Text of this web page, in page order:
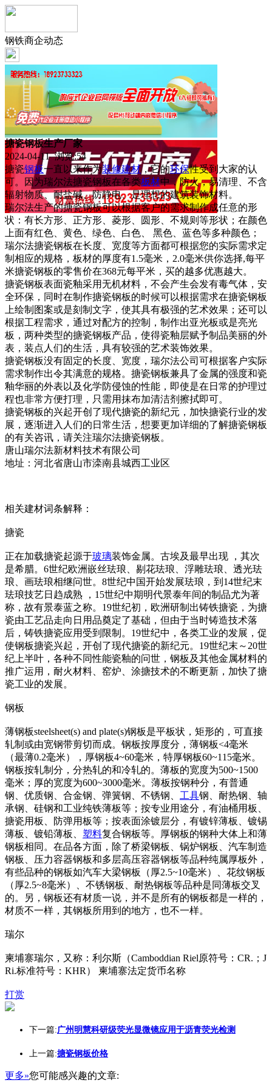
钢铁商企动态
搪瓷钢板生产厂家
2024-04-11 浏览:54
搪瓷钢板一直以来作为装修建材，它的环保性受到大家的认
可。因为瑞尔法搪瓷钢板在各类板材中，防火，易清理、不含
辐射物质、耐盐碱、防静电、是理想的建筑装饰材料。
瑞尔法生产的搪瓷钢板可以根据客户的需求制作成任意的形
状：有长方形、正方形、菱形、圆形、不规则等形状；在颜色
上面有红色、黄色、绿色、白色、 黑色、蓝色等多种颜色；
瑞尔法搪瓷钢板在长度、宽度等方面都可根据您的实际需求定
制相应的规格，板材的厚度有1.5毫米，2.0毫米供你选择,每平
米搪瓷钢板的零售价在368元每平米，买的越多优惠越大。
搪瓷钢板表面瓷釉采用无机材料，不会产生会发有毒气体，安
全环保，同时在制作搪瓷钢板的时候可以根据需求在搪瓷钢板
上绘制图案或是刻制文字，使其具有极强的艺术效果；还可以
根据工程需求，通过对配方的控制，制作出亚光板或是亮光
板，两种类型的搪瓷钢板产品，使得瓷釉层赋予制品美丽的外
表，装点人们的生活，具有较强的艺术装饰效果。
搪瓷钢板没有固定的长度、宽度，瑞尔法公司可根据客户实际
需求制作出令其满意的规格。搪瓷钢板兼具了金属的强度和瓷
釉华丽的外表以及化学防侵蚀的性能，即使是在日常的护理过
程也非常方便打理，只需用抹布加清洁剂擦拭即可。
搪瓷钢板的兴起开创了现代搪瓷的新纪元，加快搪瓷行业的发
展，逐渐进入人们的日常生活，想要更加详细的了解搪瓷钢板
的有关咨讯，请关注瑞尔法搪瓷钢板。
唐山瑞尔法新材料技术有限公司
地址：河北省唐山市滦南县城西工业区
相关建材词条解释：
搪瓷
正在加载搪瓷起源于玻璃装饰金属。古埃及最早出现 ，其次
是希腊。6世纪欧洲嵌丝珐琅、剔花珐琅、浮雕珐琅、透光珐
琅、画珐琅相继问世。8世纪中国开始发展珐琅，到14世纪末
珐琅技艺日趋成熟 ，15世纪中期明代景泰年间的制品尤为著
称，故有景泰蓝之称。19世纪初，欧洲研制出铸铁搪瓷，为搪
瓷由工艺品走向日用品奠定了基础，但由于当时铸造技术落
后，铸铁搪瓷应用受到限制。19世纪中，各类工业的发展，促
使钢板搪瓷兴起，开创了现代搪瓷的新纪元。19世纪末～20世
纪上半叶，各种不同性能瓷釉的问世，钢板及其他金属材料的
推广运用，耐火材料、窑炉、涂搪技术的不断更新，加快了搪
瓷工业的发展。
钢板
薄钢板steelsheet(s) and plate(s)钢板是平板状，矩形的，可直接
轧制或由宽钢带剪切而成。钢板按厚度分，薄钢板<4毫米
（最薄0.2毫米），厚钢板4~60毫米，特厚钢板60~115毫米。
钢板按轧制分，分热轧的和冷轧的。薄板的宽度为500~1500
毫米；厚的宽度为600~3000毫米。薄板按钢种分，有普通
钢、优质钢、合金钢、弹簧钢、不锈钢、 工具钢、耐热钢、轴
承钢、硅钢和工业纯铁薄板等；按专业用途分，有油桶用板、
搪瓷用板、防弹用板等；按表面涂镀层分，有镀锌薄板、镀锡
薄板、镀铅薄板、 塑料复合钢板等。厚钢板的钢种大体上和薄
钢板相同。在品各方面，除了桥梁钢板、锅炉钢板、汽车制造
钢板、压力容器钢板和多层高压容器钢板等品种纯属厚板外，
有些品种的钢板如汽车大梁钢板（厚2.5~10毫米）、花纹钢板
（厚2.5~8毫米）、不锈钢板、耐热钢板等品种是同薄板交叉
的。另，钢板还有材质一说，并不是所有的钢板都是一样的，
材质不一样，其钢板所用到的地方，也不一样。
瑞尔
柬埔寨瑞尔，又称：利尔斯（Camboddian Riel原符号：CR.；J
Ri.标准符号：KHR） 柬埔寨法定货币名称
打赏
下一篇:广州明慧科研级荧光显微镜应用于沥青荧光检测
上一篇:搪瓷钢板价格
更多»您可能感兴趣的文章: